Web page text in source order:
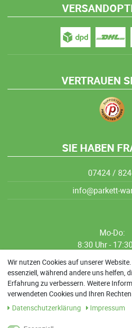
VERTRAUEN
SIE HABEN
07424 /
info@parkett-
Mo-Do:
8:30 Uhr -
8:30 Uhr - 12:00
13:00 Uhr -
Sa: 9:00 Uhr -
Wir nutzen Cookies auf unserer
essenziell, während andere uns helfen,
Erfahrung zu verbessern. Weitere
verwendeten Cookies und Ihren
Daten­schutz­erklärung
Impressum